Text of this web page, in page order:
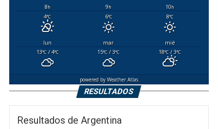
8h 9h 10h
4°C 6°C 8°C
lun mar
mié
13°C/ 4°C 15°C / 3°C 18°C / 3°C
powered byWeather Atlas
RESULTADOS
Resultados de Argentina